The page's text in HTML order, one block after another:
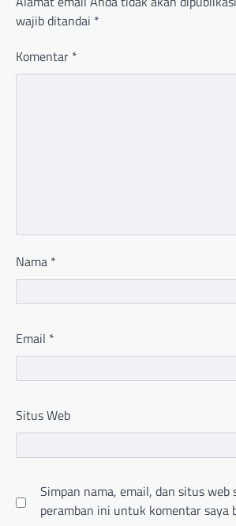
wajib ditandai *
Komentar *
Nama *
Email *
Situs Web
Simpan nama, email, dan situs web
peramban ini untuk komentar saya